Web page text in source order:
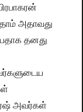
அதாவது
தனது
அவர்கள்